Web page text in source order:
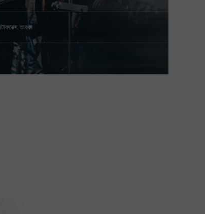
দুইবার এনফিউশন ওয়ার্ল্ড চ্যাম্পিয়ন 2017/2018
তারকা